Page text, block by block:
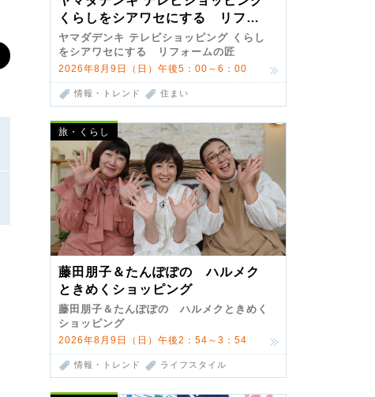
くらしをシアワセにする リフォ
ームの匠 第7弾
ヤマダデンキ テレビショッピング くらし
をシアワセにする リフォームの匠
2026年8月9日（日）午後5：00～6：00
情報・トレンド 住まい
旅・くらし
藤田朋子＆たんぽぽの ハルメク
ときめくショッピング
藤田朋子＆たんぽぽの ハルメクときめく
ショッピング
2026年8月9日（日）午後2：54～3：54
情報・トレンド ライフスタイル